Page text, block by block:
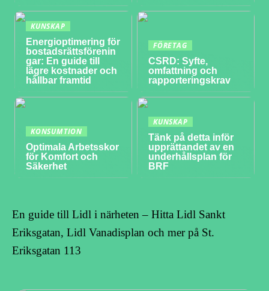
KUNSKAP
Energioptimering för
bostadsrättsförenin
gar: En guide till
lägre kostnader och
hållbar framtid
FÖRETAG
CSRD: Syfte,
omfattning och
rapporteringskrav
KONSUMTION
Optimala Arbetsskor
för Komfort och
Säkerhet
KUNSKAP
Tänk på detta inför
upprättandet av en
underhållsplan för
BRF
En guide till Lidl i närheten – Hitta Lidl Sankt
Eriksgatan, Lidl Vanadisplan och mer på St.
Eriksgatan 113